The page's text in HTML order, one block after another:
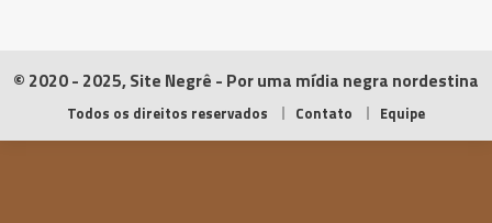
© 2020 - 2025, Site Negrê - Por uma mídia negra nordestina
Todos os direitos reservados Contato Equipe